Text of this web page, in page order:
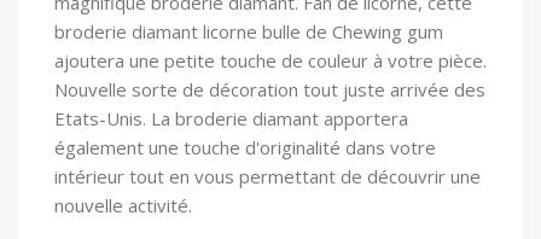
broderie diamant licorne bulle de Chewing gum
ajoutera une petite touche de couleur à votre pièce.
Nouvelle sorte de décoration tout juste arrivée des
Etats-Unis. La broderie diamant apportera
également une touche d'originalité dans votre
intérieur tout en vous permettant de découvrir une
nouvelle activité.